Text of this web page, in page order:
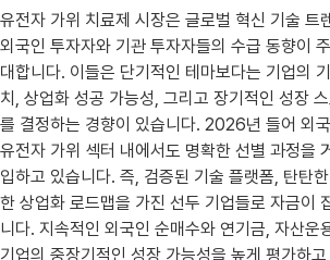
유전자 가위 치료제 시장은 글로벌 혁신 기술 트
외국인 투자자와 기관 투자자들의 수급 동향이
대합니다. 이들은 단기적인 테마보다는 기업의
치, 상업화 성공 가능성, 그리고 장기적인 성장
를 결정하는 경향이 있습니다. 2026년 들어 외
유전자 가위 섹터 내에서도 명확한 선별 과정을
입하고 있습니다. 즉, 검증된 기술 플랫폼, 탄탄
한 상업화 로드맵을 가진 선두 기업들로 자금이
니다. 지속적인 외국인 순매수와 연기금, 자산운
기업의 중장기적인 성장 가능성을 높게 평가하